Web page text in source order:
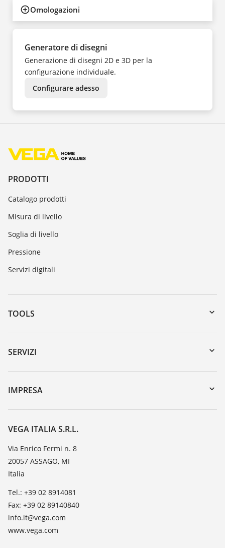
Omologazioni
Generatore di disegni
Generazione di disegni 2D e 3D per la
configurazione individuale.
Configurare adesso
PRODOTTI
Catalogo prodotti
Misura di livello
Soglia di livello
Pressione
Servizi digitali
TOOLS
Downloads
Ricerca numero di serie
DTM Collection/PACTware
SERVIZI
Reso apparecchio
Seminari
Lista resistenza
TeamViewer
IMPRESA
VEGA, l'azienda
Contatto
Novità
Stampa
Blog
VEGA ITALIA S.R.L.
Via Enrico Fermi n. 8
20057 ASSAGO, MI
Italia
Tel.: +39 02 8914081
Fax: +39 02 89140840
info.it@vega.com
www.vega.com